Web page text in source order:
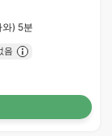
) 5분
음